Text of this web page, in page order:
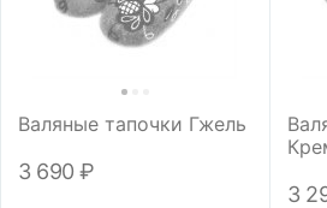
Валяные тапочки Гжель
3 690 ₽
3